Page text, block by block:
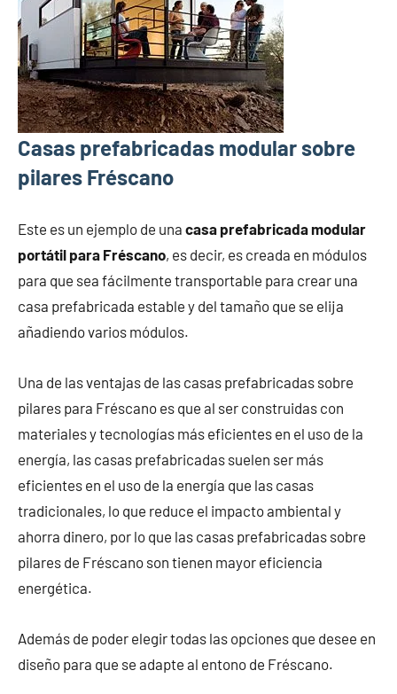
Casas prefabricadas modular sobre
pilares Fréscano
Este es un ejemplo de una casa prefabricada modular
portátil para Fréscano, es decir, es creada en módulos
para que sea fácilmente transportable para crear una
casa prefabricada estable y del tamaño que se elija
añadiendo varios módulos.
Una de las ventajas de las casas prefabricadas sobre
pilares para Fréscano es que al ser construidas con
materiales y tecnologías más eficientes en el uso de la
energía, las casas prefabricadas suelen ser más
eficientes en el uso de la energía que las casas
tradicionales, lo que reduce el impacto ambiental y
ahorra dinero, por lo que las casas prefabricadas sobre
pilares de Fréscano son tienen mayor eficiencia
energética.
Además de poder elegir todas las opciones que desee en
diseño para que se adapte al entono de Fréscano.